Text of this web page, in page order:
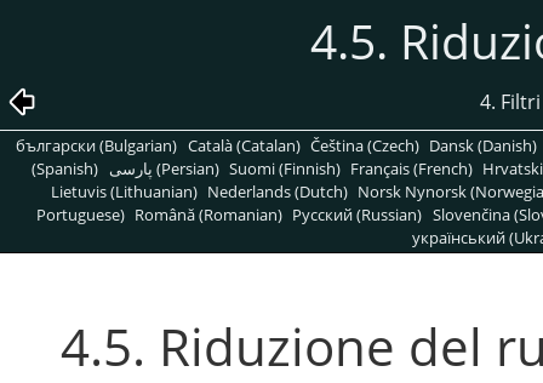
4.5.
4.
български (Bulgarian) Català (Catalan) Čeština (Czech) Dansk (Danish)
(Spanish)
پارسی (Persian) Suomi (Finnish) Français (French)
Lietuvis (Lithuanian) Nederlands (Dutch) Norsk Nynorsk
Portuguese) Română (Romanian) Pусский (Russian) Slovenčina
український
4.5. Riduzione del